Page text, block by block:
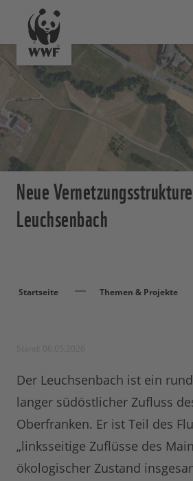
Neue
Leuchsenbach
Startseite Themen & Projekte
Der Leuchsenbach ist ein
langer südöstlicher Zufluss
Oberfranken. Er ist Teil des
„linksseitige Zuflüsse des
ökologischer Zustand